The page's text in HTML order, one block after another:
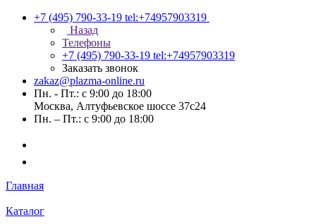
+7 (495) 790-33-19 tel:+74957903319
Назад
Телефоны
+7 (495) 790-33-19 tel:+74957903319
Заказать звонок
zakaz@plazma-online.ru
Пн. - Пт.: с 9:00 до 18:00
Москва, Алтуфьевское шоссе 37с24
Пн. – Пт.: с 9:00 до 18:00
Главная
Каталог